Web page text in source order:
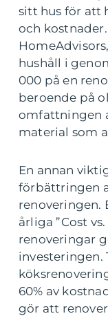
sitt hus för att
och
hushåll i
000 på en
beroende på
omfattningen
material som
En annan
förbättringen
renoveringen.
årliga ”Cost
renoveringar
investeringen.
60% av
gör att